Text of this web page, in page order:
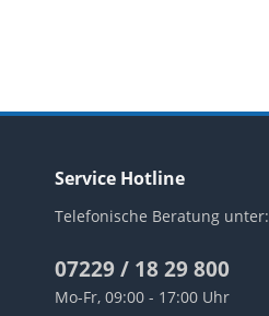
Service Hotline
Telefonische Beratung unter:
07229 / 18 29 800
Mo-Fr, 09:00 - 17:00 Uhr